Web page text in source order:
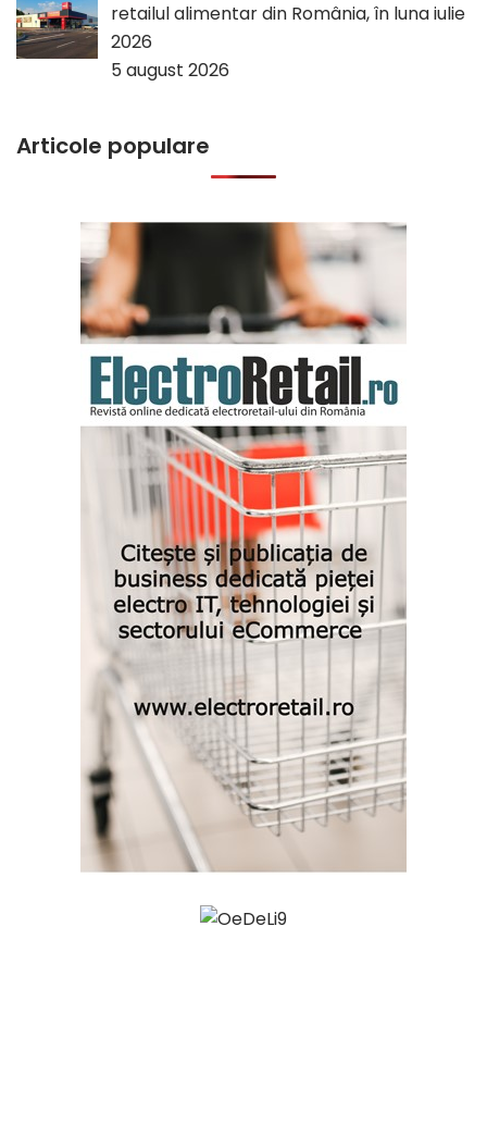
retailul alimentar din România, în luna iulie
2026
5 august 2026
Articole populare